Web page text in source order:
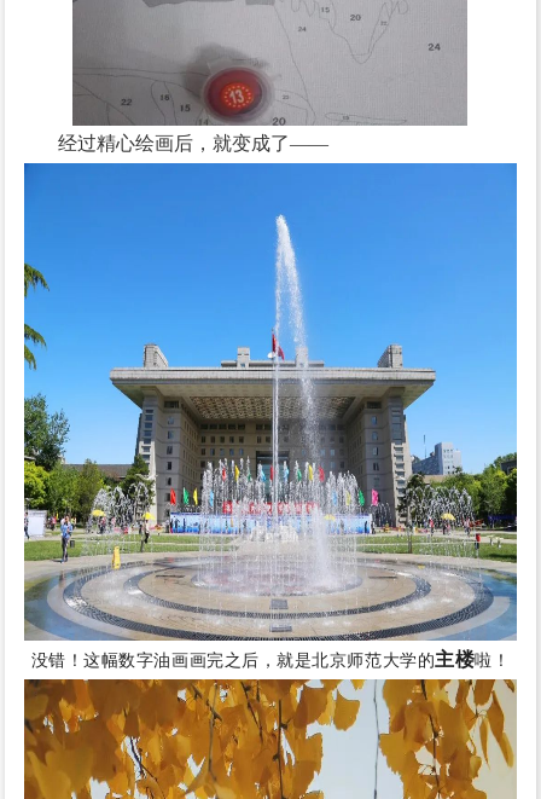
经过精心绘画后，就变成了——
没错！这幅数字油画画完之后，就是北京师范大学的主楼啦！